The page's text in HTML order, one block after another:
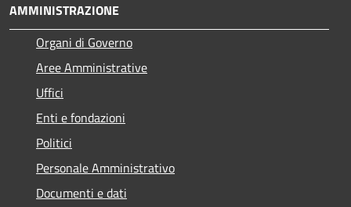
AMMINISTRAZIONE
Organi di Governo
Aree Amministrative
Uffici
Enti e fondazioni
Politici
Personale Amministrativo
Documenti e dati